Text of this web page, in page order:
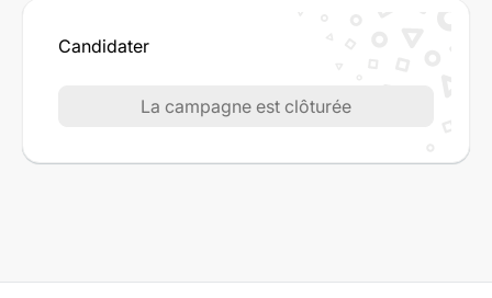
Candidater
La campagne est clôturée